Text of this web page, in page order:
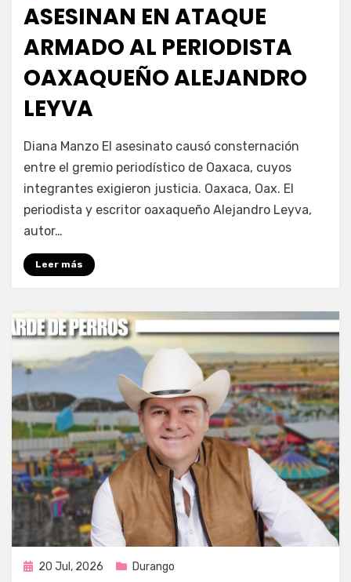
ASESINAN EN ATAQUE
ARMADO AL PERIODISTA
OAXAQUEÑO ALEJANDRO
LEYVA
Fernando Miranda Servín
Diana Manzo El asesinato causó consternación
entre el gremio periodístico de Oaxaca, cuyos
integrantes exigieron justicia. Oaxaca, Oax. El
periodista y escritor oaxaqueño Alejandro Leyva,
autor…
Leer más
Publicada
20 Jul, 2026 Durango